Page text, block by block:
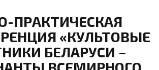
ПРАКТИЧЕСКАЯ
«КУЛЬТОВЫЕ
БЕЛАРУСИ –